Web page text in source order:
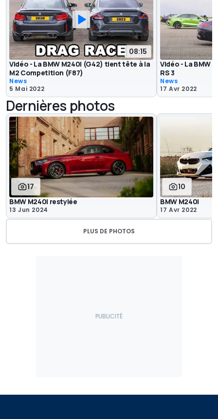
08:15
Vidéo - La BMW M240i (G42) tient tête à la
M2 Competition (F87)
News
5 Mai 2022
Vidéo - La BMW
RS 3
News
17 Avr 2022
Dernières photos
17
BMW M240i restylée
13 Jun 2024
10
BMW M240i
17 Avr 2022
PLUS DE PHOTOS